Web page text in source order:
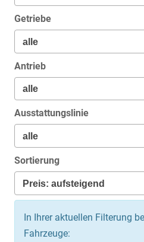
Getriebe
Antrieb
Ausstattungslinie
Sortierung
In Ihrer aktuellen Filterung
Fahrzeuge: